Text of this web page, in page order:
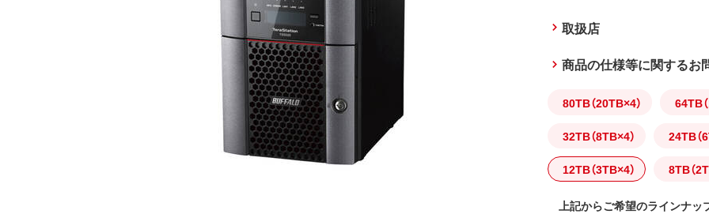
取扱店
商品の仕様等に関するお
80TB（20TB×4） 64TB
32TB（8TB×4） 24TB（
12TB（3TB×4） 8TB（
上記からご希望のラインナッ